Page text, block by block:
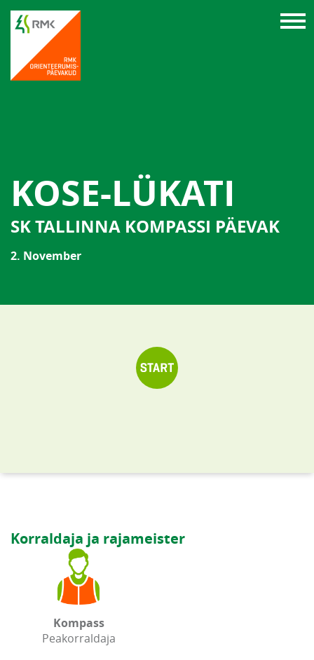
KOSE-LÜKATI
SK TALLINNA KOMPASSI PÄEVAK
2. November
Korraldaja ja rajameister
Kompass
Peakorraldaja